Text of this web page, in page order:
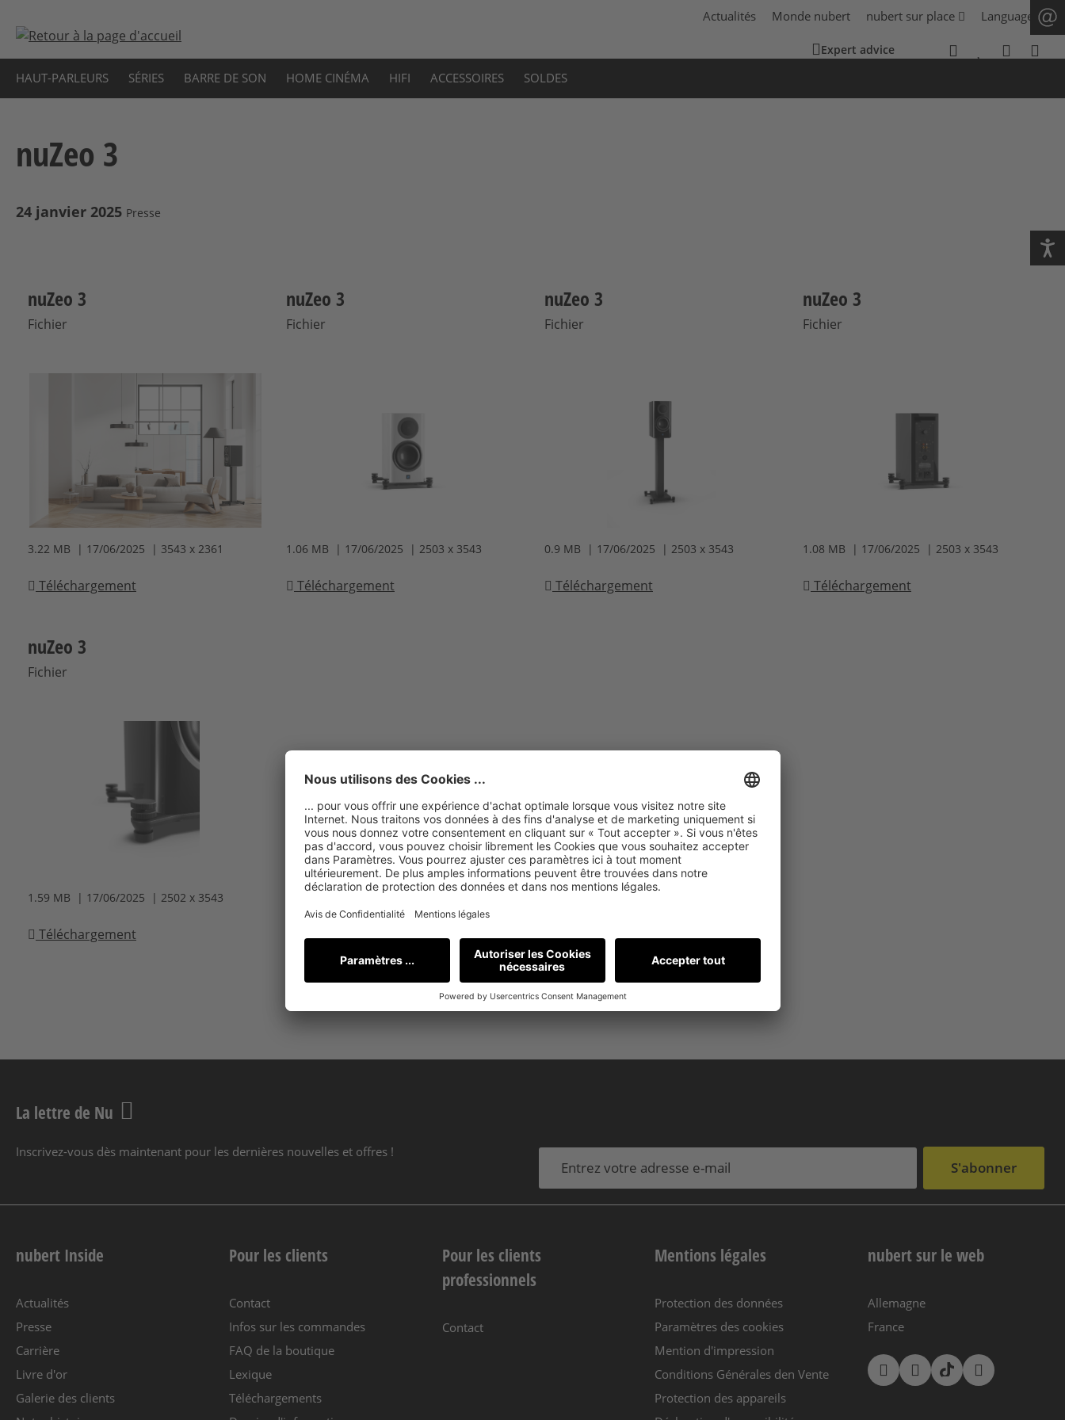
Actualités Monde nubert nubert sur place Language
Expert advice
HAUT-PARLEURS SÉRIES BARRE DE SON HOME CINÉMA HIFI ACCESSOIRES SOLDES
nuZeo 3
24 janvier 2025 Presse
nuZeo 3
Fichier
3.22 MB | 17/06/2025 | 3543 x 2361
Téléchargement
nuZeo 3
Fichier
1.06 MB | 17/06/2025 | 2503 x 3543
Téléchargement
nuZeo 3
Fichier
0.9 MB | 17/06/2025 | 2503 x 3543
Téléchargement
nuZeo 3
Fichier
1.08 MB | 17/06/2025 | 2503 x 3543
Téléchargement
nuZeo 3
Fichier
1.59 MB | 17/06/2025 | 2502 x 3543
Téléchargement
La lettre de Nu
Inscrivez-vous dès maintenant pour les dernières nouvelles et offres !
S'abonner
nubert Inside
Actualités
Presse
Carrière
Livre d'or
Galerie des clients
Pour les clients
Contact
Infos sur les commandes
FAQ de la boutique
Lexique
Téléchargements
Pour les clients
professionnels
Contact
Mentions légales
Protection des données
Paramètres des cookies
Mention d'impression
Conditions Générales den Vente
Protection des appareils
nubert sur le web
Allemagne
France